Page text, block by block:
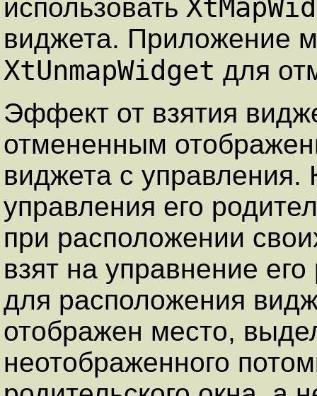
использовать
виджета. Приложение
XtUnmapWidget для
Эффект от взятия
отмененным
виджета с управления.
управления его
при расположении
взят на управнение
для расположения
отображен место,
неотображенного